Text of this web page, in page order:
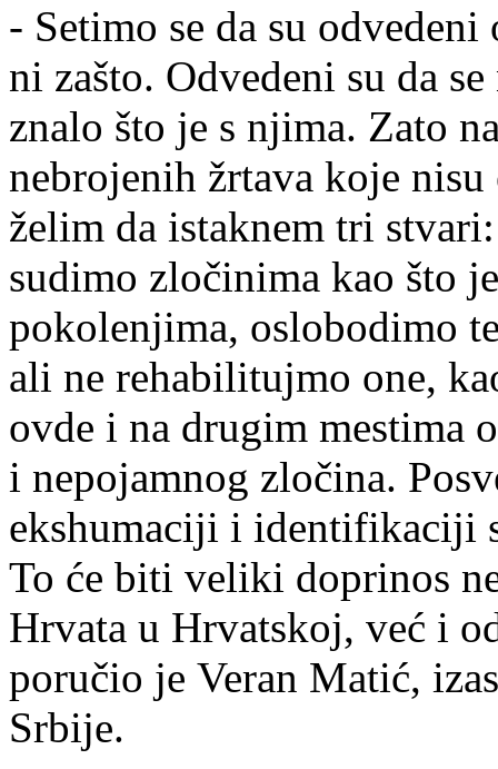
- Setimo se da su
ni zašto. Odvedeni su da
znalo što je s njima. Zato
nebrojenih žrtava koje
želim da istaknem tri
sudimo zločinima kao što
pokolenjima, oslobodimo
ali ne rehabilitujmo one,
ovde i na drugim mestima
i nepojamnog zločina.
ekshumaciji i identifikaciji
To će biti veliki doprinos
Hrvata u Hrvatskoj, već i
poručio je Veran Matić,
Srbije.